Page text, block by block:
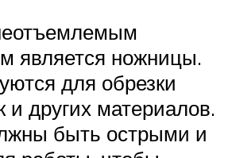
является ножницы.
для обрезки
и других материалов.
быть острыми и